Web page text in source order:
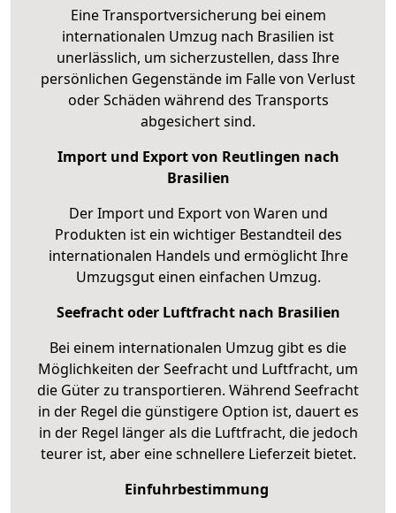
Eine Transportversicherung bei einem
internationalen Umzug nach Brasilien ist
unerlässlich, um sicherzustellen, dass Ihre
persönlichen Gegenstände im Falle von Verlust
oder Schäden während des Transports
abgesichert sind.
Import und Export von Reutlingen nach
Brasilien
Der Import und Export von Waren und
Produkten ist ein wichtiger Bestandteil des
internationalen Handels und ermöglicht Ihre
Umzugsgut einen einfachen Umzug.
Seefracht oder Luftfracht nach Brasilien
Bei einem internationalen Umzug gibt es die
Möglichkeiten der Seefracht und Luftfracht, um
die Güter zu transportieren. Während Seefracht
in der Regel die günstigere Option ist, dauert es
in der Regel länger als die Luftfracht, die jedoch
teurer ist, aber eine schnellere Lieferzeit bietet.
Einfuhrbestimmung